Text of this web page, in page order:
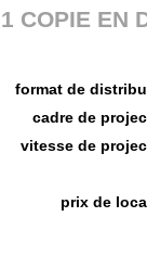
1 COPIE EN
format de
cadre de
vitesse de
prix de